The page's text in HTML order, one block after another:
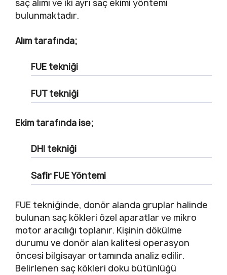
saç alımı ve iki ayrı saç ekimi yöntemi
bulunmaktadır.
Alım tarafında;
FUE tekniği
FUT tekniği
Ekim tarafında ise;
DHI tekniği
Safir FUE Yöntemi
FUE tekniğinde, donör alanda gruplar halinde
bulunan saç kökleri özel aparatlar ve mikro
motor aracılığı toplanır. Kişinin dökülme
durumu ve donör alan kalitesi operasyon
öncesi bilgisayar ortamında analiz edilir.
Belirlenen saç kökleri doku bütünlüğü